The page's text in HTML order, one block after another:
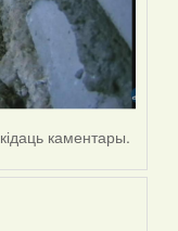
каментары.